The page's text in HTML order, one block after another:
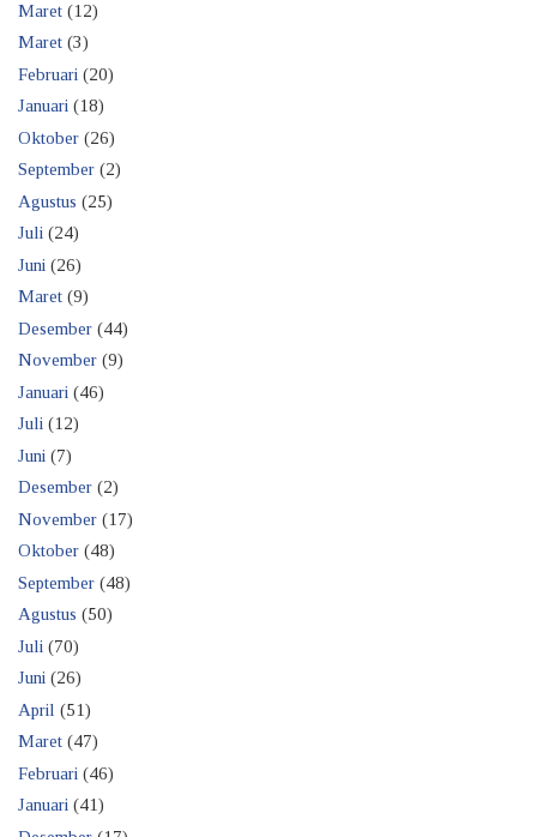
Maret (12)
Maret (3)
Februari (20)
Januari (18)
Oktober (26)
September (2)
Agustus (25)
Juli (24)
Juni (26)
Maret (9)
Desember (44)
November (9)
Januari (46)
Juli (12)
Juni (7)
Desember (2)
November (17)
Oktober (48)
September (48)
Agustus (50)
Juli (70)
Juni (26)
April (51)
Maret (47)
Februari (46)
Januari (41)